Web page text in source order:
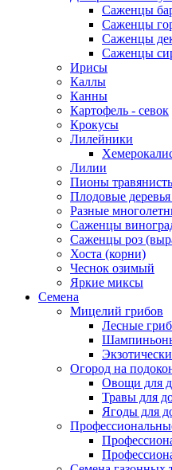
Саженцы
Саженцы
Саженцы
Саженцы
Ирисы
Каллы
Канны
Картофель - севок
Крокусы
Лилейники
Лилии
Пионы
Плодовые
Разные
Саженцы
Саженцы роз
Хоста (корни)
Чеснок озимый
Яркие миксы
Семена
Мицелий грибов
Лесные
Огород на
Овощи для
Травы для
Ягоды для